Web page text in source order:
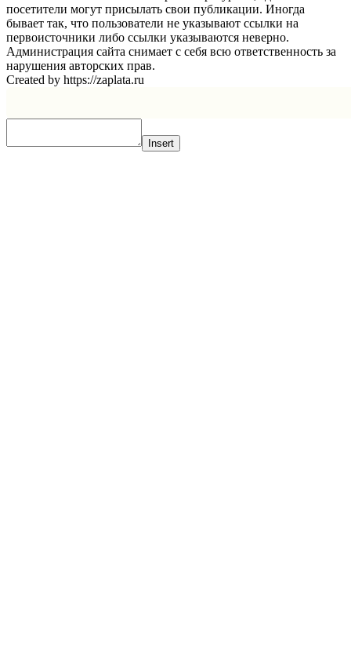
посетители могут присылать свои публикации. Иногда
бывает так, что пользователи не указывают ссылки на
первоисточники либо ссылки указываются неверно.
Администрация сайта снимает с себя всю ответственность за
нарушения авторских прав.
Created by https://zaplata.ru
Insert